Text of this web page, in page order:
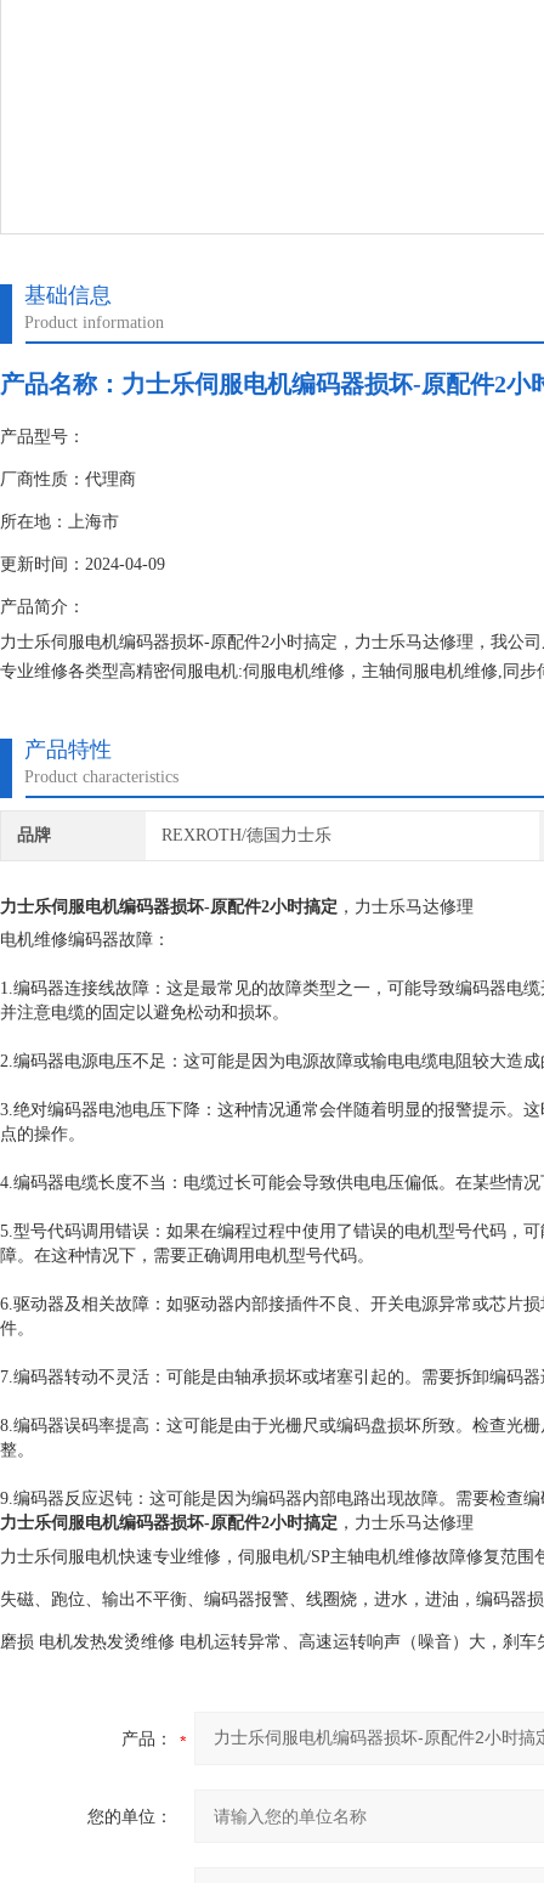
基础信息
Product information
产品名称： 力士乐伺服电机编码器损坏-原配件2小
产品型号：
厂商性质：代理商
所在地：上海市
更新时间：2024-04-09
产品简介：
力士乐伺服电机编码器损坏-原配件2小时搞定，力士乐马达修理，我公
专业维修各类型高精密伺服电机:伺服电机维修，主轴伺服电机维修,同
产品特性
Product characteristics
品牌 REXROTH/德国力士乐
力士乐伺服电机编码器损坏-原配件2小时搞定 ，力士乐马达修理
电机维修编码器故障：
1.编码器连接线故障：这是最常见的故障类型之一，可能导致编码器电
并注意电缆的固定以避免松动和损坏。
2.编码器电源电压不足：这可能是因为电源故障或输电电缆电阻较大造
3.绝对编码器电池电压下降：这种情况通常会伴随着明显的报警提示。
点的操作。
4.编码器电缆长度不当：电缆过长可能会导致供电电压偏低。在某些情
5.型号代码调用错误：如果在编程过程中使用了错误的电机型号代码，
障。在这种情况下，需要正确调用电机型号代码。
6.驱动器及相关故障：如驱动器内部接插件不良、开关电源异常或芯片
件。
7.编码器转动不灵活：可能是由轴承损坏或堵塞引起的。需要拆卸编码
8.编码器误码率提高：这可能是由于光栅尺或编码盘损坏所致。检查光
整。
9.编码器反应迟钝：这可能是因为编码器内部电路出现故障。需要检查
力士乐伺服电机编码器损坏-原配件2小时搞定 ，力士乐马达修理
力士乐伺服电机快速专业维修，伺服电机/SP主轴电机维修故障修复范
失磁、跑位、输出不平衡、编码器报警、线圈烧，进水，进油，编码器
磨损 电机发热发烫维修 电机运转异常、高速运转响声（噪音）大，刹车
产品：
您的单位：